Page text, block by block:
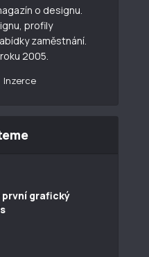
o designu.
profily
zaměstnání.
2005.
Inzerce
první grafický